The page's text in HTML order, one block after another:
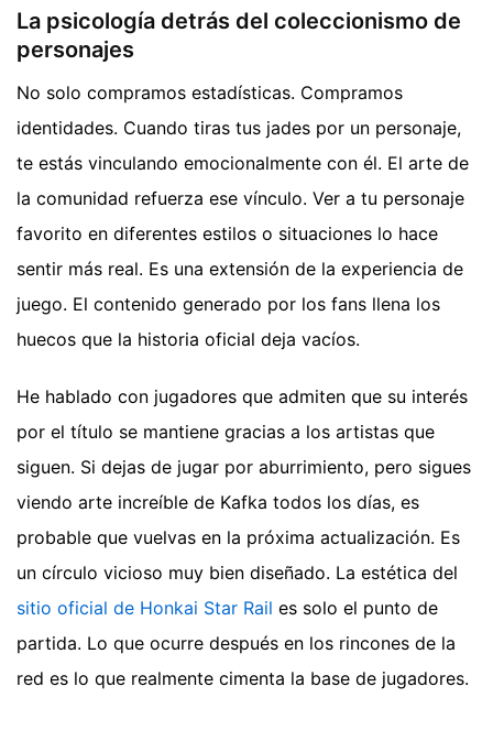
La psicología detrás del coleccionismo de
personajes
No solo compramos estadísticas. Compramos
identidades. Cuando tiras tus jades por un personaje,
te estás vinculando emocionalmente con él. El arte de
la comunidad refuerza ese vínculo. Ver a tu personaje
favorito en diferentes estilos o situaciones lo hace
sentir más real. Es una extensión de la experiencia de
juego. El contenido generado por los fans llena los
huecos que la historia oficial deja vacíos.
He hablado con jugadores que admiten que su interés
por el título se mantiene gracias a los artistas que
siguen. Si dejas de jugar por aburrimiento, pero sigues
viendo arte increíble de Kafka todos los días, es
probable que vuelvas en la próxima actualización. Es
un círculo vicioso muy bien diseñado. La estética del
sitio oficial de Honkai Star Rail es solo el punto de
partida. Lo que ocurre después en los rincones de la
red es lo que realmente cimenta la base de jugadores.